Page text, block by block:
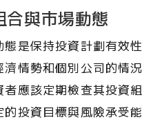
合與市場動態
是保持投資計劃有效性
情勢和個別公司的情況
應該定期檢查其投資組
投資目標與風險承受能